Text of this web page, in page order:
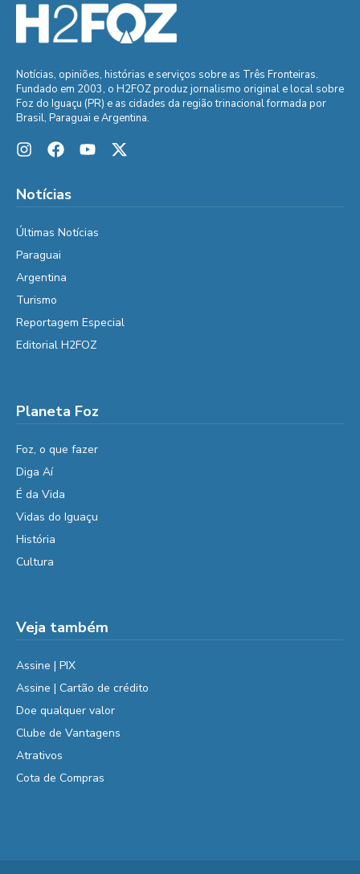
Notícias, opiniões, histórias e serviços sobre as Três Fronteiras.
Fundado em 2003, o H2FOZ produz jornalismo original e local sobre
Foz do Iguaçu (PR) e as cidades da região trinacional formada por
Brasil, Paraguai e Argentina.
Notícias
Últimas Notícias
Paraguai
Argentina
Turismo
Reportagem Especial
Editorial H2FOZ
Planeta Foz
Foz, o que fazer
Diga Aí
É da Vida
Vidas do Iguaçu
História
Cultura
Veja também
Assine | PIX
Assine | Cartão de crédito
Doe qualquer valor
Clube de Vantagens
Atrativos
Cota de Compras